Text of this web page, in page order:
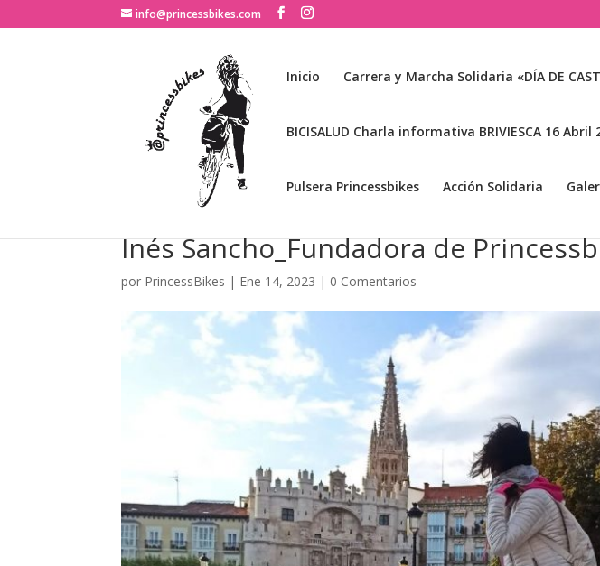
info@princessbikes.com
Inicio Carrera y Marcha Solidaria «DÍA DE
BICISALUD Charla informativa BRIVIESCA 16 Abril
Pulsera Princessbikes Acción Solidaria
Inés Sancho_Fundadora de
por PrincessBikes | Ene 14, 2023 | 0 Comentarios